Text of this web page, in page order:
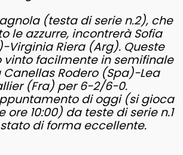
(testa di serie n.2), che
le azzurre, incontrerà Sofia
Virginia Riera (Arg). Queste
vinto facilmente in semifinale
Rodero (Spa)-Lea
(Fra) per 6-2/6-0.
di oggi (si gioca
ore 10:00) da teste di serie n.1
di forma eccellente.